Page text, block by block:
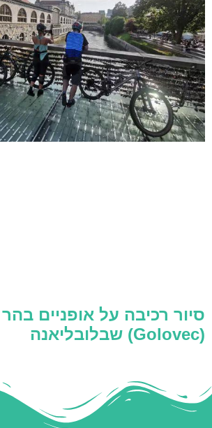
סיור רכיבה על אופניים בהר
(Golovec) שבלובליאנה